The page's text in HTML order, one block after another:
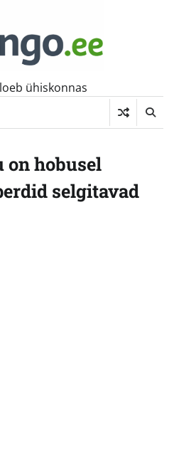
ühiskonnas
hobusel
selgitavad